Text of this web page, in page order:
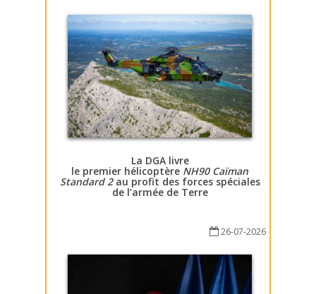
La DGA livre
le premier hélicoptère NH90 Caïman
Standard 2au profit des forces spéciales
de l’armée de Terre
26-07-2026